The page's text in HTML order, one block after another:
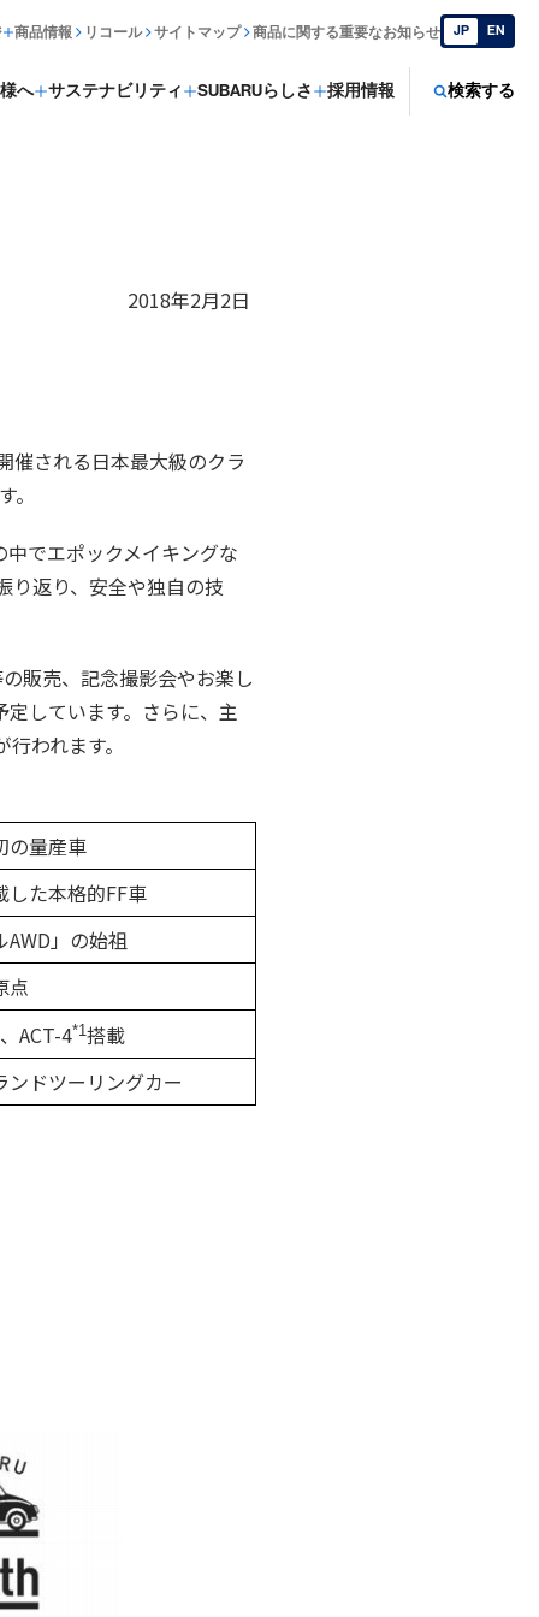
へ サステナビリティ SUBARUらしさ 採用情報 検索する
商品情報 リコール サイトマップ 商品に関する重要なお知らせ JP EN
2018年2月2日
催される日本最大級のクラ
でエポックメイキングな
り返り、安全や独自の技
販売、記念撮影会やお楽し
しています。さらに、主
われます。
の量産車
した本格的FF車
」の始祖
点
ACT-4*1搭載
ンドツーリングカー